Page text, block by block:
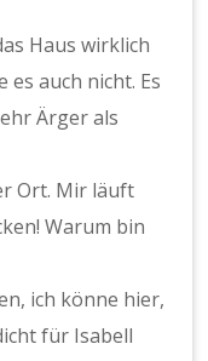
Haus wirklich
auch nicht. Es
Ärger als
Ort. Mir läuft
Warum bin
ich könne hier,
für Isabell